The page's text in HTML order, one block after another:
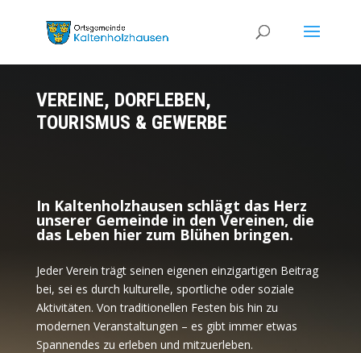
VEREINE, DORFLEBEN,
TOURISMUS & GEWERBE
In Kaltenholzhausen schlägt das Herz
unserer Gemeinde in den Vereinen, die
das Leben hier zum Blühen bringen.
Jeder Verein trägt seinen eigenen einzigartigen Beitrag
bei, sei es durch kulturelle, sportliche oder soziale
Aktivitäten. Von traditionellen Festen bis hin zu
modernen Veranstaltungen – es gibt immer etwas
Spannendes zu erleben und mitzuerleben.